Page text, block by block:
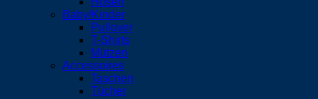
Baby/Kinder
Pullover
T-Shirts
Mützen
Accessoires
Taschen
Tücher